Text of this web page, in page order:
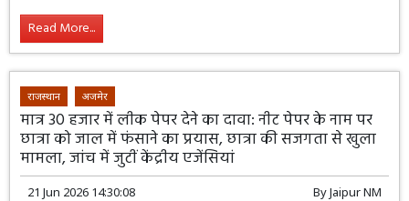
Read More...
राजस्थान अजमेर
मात्र 30 हजार में लीक पेपर देने का दावा: नीट पेपर के नाम पर
छात्रा को जाल में फंसाने का प्रयास, छात्रा की सजगता से खुला
मामला, जांच में जुटीं केंद्रीय एजेंसियां
21 Jun 2026 14:30:08 ByJaipur NM